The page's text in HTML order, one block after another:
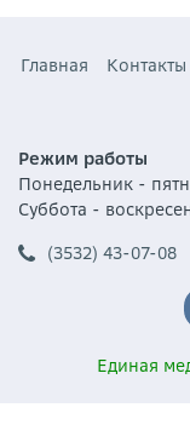
Главная Контакты
Режим работы
Понедельник -
Суббота -
(3532) 43-07-08
Единая